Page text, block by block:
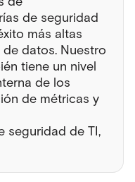
de seguridad
más altas
datos. Nuestro
tiene un nivel
de los
de métricas y
seguridad de TI,